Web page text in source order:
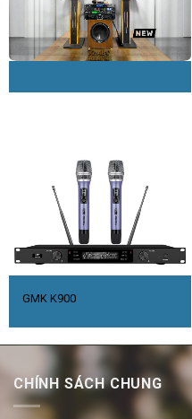
GMK K900
CHÍNH SÁCH CHUNG